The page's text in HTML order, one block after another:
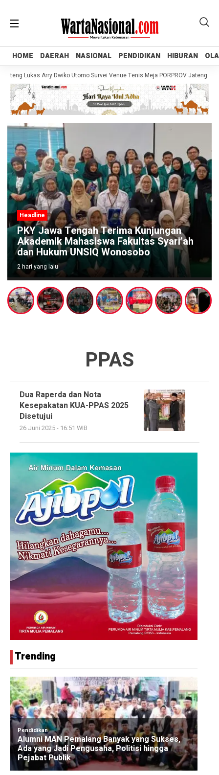
HOME DAERAH NASIONAL PENDIDIKAN HIBURAN
HOME DAERAH NASIONAL PENDIDIKAN HIBURAN
Lukas Arry Dwiko Utomo Survei Venue Tenis Meja PORPROV Jateng XVII
Headline
PKY Jawa Tengah Terima Kunjungan
Akademik Mahasiswa Fakultas Syari’ah
dan Hukum UNSIQ Wonosobo
2 hari yang lalu
PPAS
Dua Raperda dan Nota
Kesepakatan KUA-PPAS 2025
Disetujui
26 Juni 2025 - 16:51 WIB
Trending